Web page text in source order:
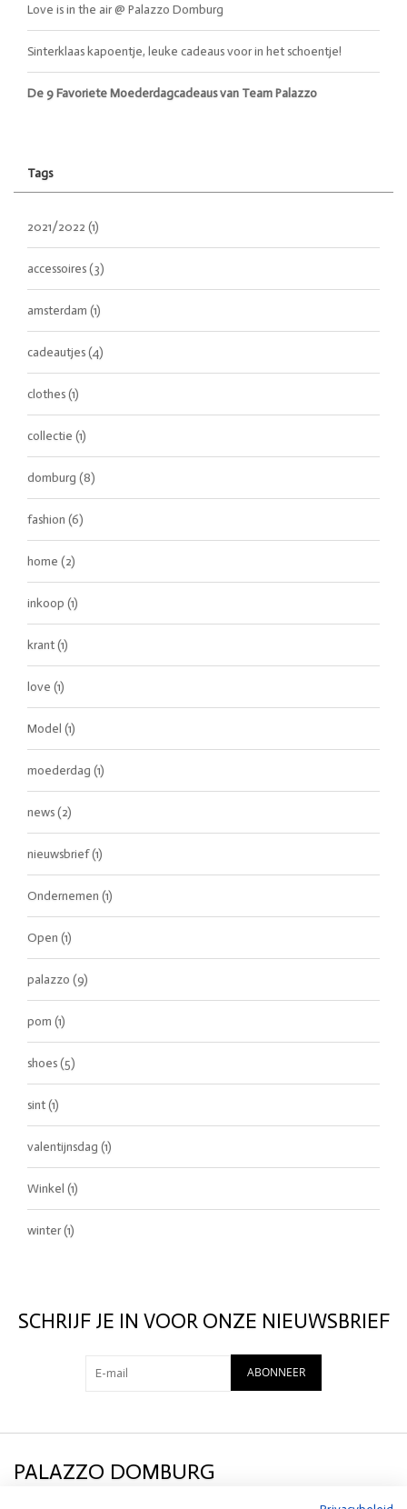
Love is in the air @ Palazzo Domburg
Sinterklaas kapoentje, leuke cadeaus voor in het schoentje!
De 9 Favoriete Moederdagcadeaus van Team Palazzo
Tags
2021/2022 (1)
accessoires(3)
amsterdam (1)
cadeautjes(4)
clothes(1)
collectie (1)
domburg (8)
fashion (6)
home (2)
inkoop (1)
krant(1)
love (1)
Model (1)
moederdag (1)
news(2)
nieuwsbrief(1)
Ondernemen (1)
Open (1)
palazzo (9)
pom (1)
shoes(5)
sint(1)
valentijnsdag (1)
Winkel (1)
winter(1)
SCHRIJF JE IN VOOR ONZE NIEUWSBRIEF
ABONNEER
PALAZZO DOMBURG